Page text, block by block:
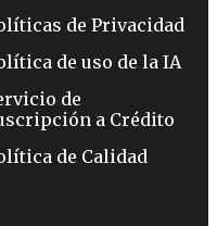
de Privacidad
de uso de la IA
de
a Crédito
de Calidad